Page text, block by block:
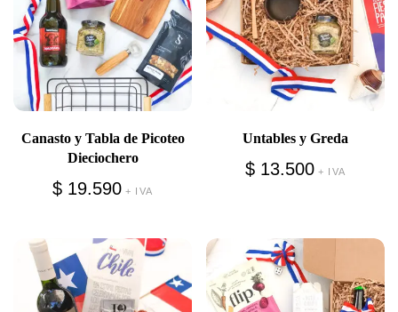
Canasto y Tabla de Picoteo
Dieciochero
$19.590 + IVA
Untables y Greda
$13.500 + IVA